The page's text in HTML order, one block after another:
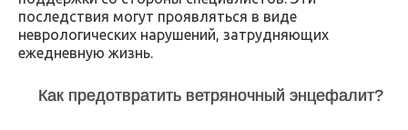
последствия могут проявляться в виде
неврологических нарушений, затрудняющих
ежедневную жизнь.
Как предотвратить ветряночный энцефалит?